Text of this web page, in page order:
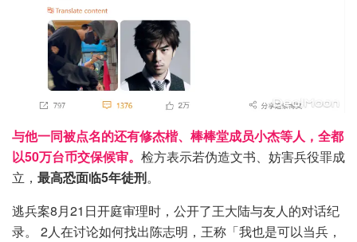
与他一同被点名的还有修杰楷、棒棒堂成员小杰等人，全都
以50万台币交保候审。 检方表示若伪造文书、妨害兵役罪成
立， 最高恐面临5年徒刑。
逃兵案8月21日开庭审理时，公开了王大陆与友人的对话纪
录。 2人在讨论如何找出陈志明，王称「我也是可以当兵，